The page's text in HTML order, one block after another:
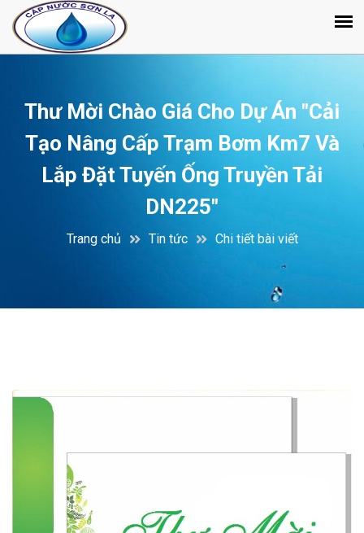
Thư Mời Chào Giá Cho Dự Án "Cải
Tạo Nâng Cấp Trạm Bơm Km7 Và
Lắp Đặt Tuyến Ống Truyền Tải
DN225"
Trang chủ Tin tức Chi tiết bài viết